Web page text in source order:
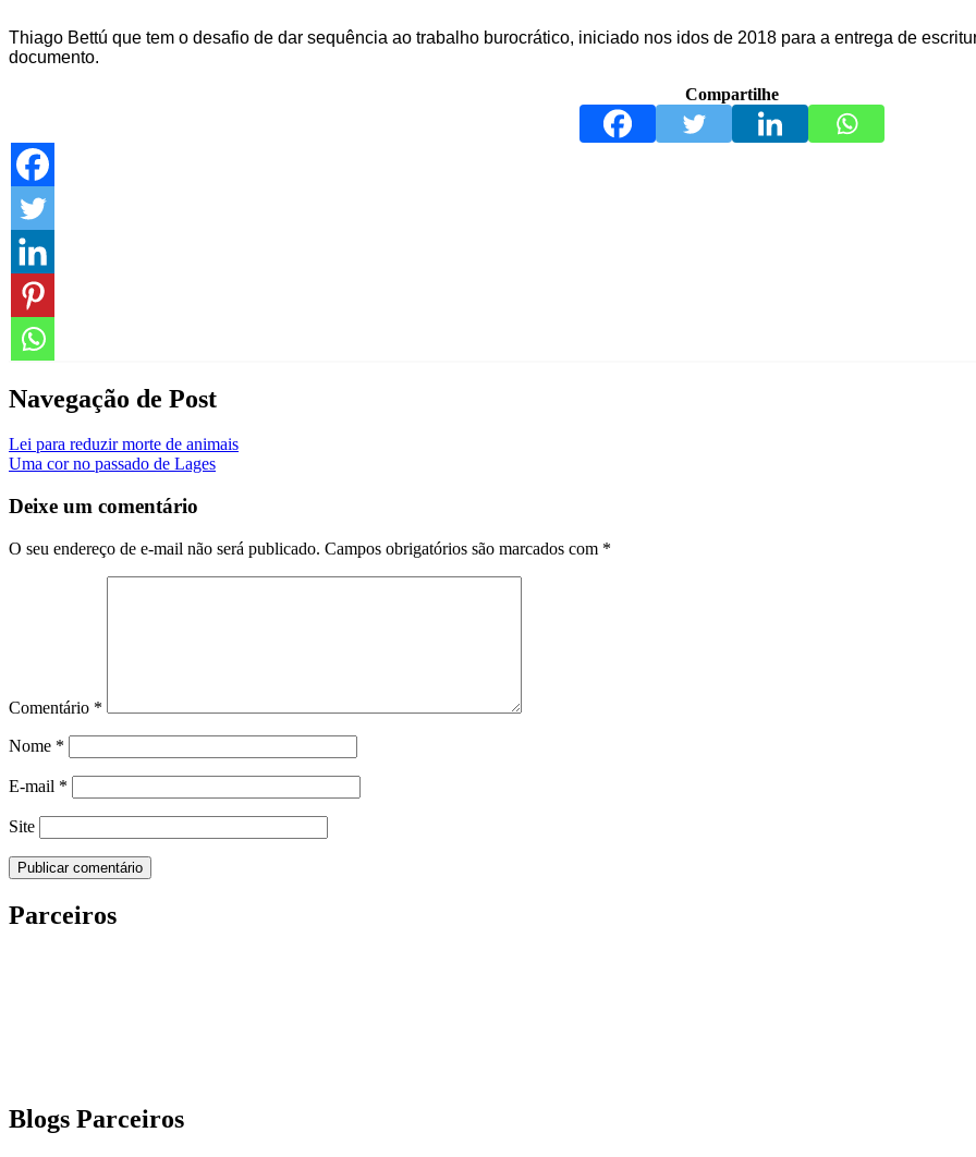
Thiago Bettú que tem o desafio de dar sequência ao trabalho burocrático, iniciado nos idos de 2018 para a entrega de
documento.
Compartilhe
Navegação de Post
Lei para reduzir morte de animais
Uma cor no passado de Lages
Deixe um comentário
O seu endereço de e-mail não será publicado. Campos obrigatórios são marcados com *
Comentário *
Nome *
E-mail *
Site
Parceiros
Blogs Parceiros